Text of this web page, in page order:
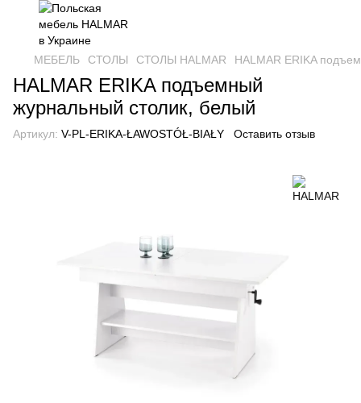
МЕБЕЛЬ СТОЛЫ СТОЛЫ HALMAR HALMAR ERIKA
HALMAR ERIKA подъемный
журнальный столик, белый
Артикул: V-PL-ERIKA-ŁAWOSTÓŁ-BIAŁY Оставить отзыв